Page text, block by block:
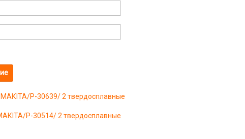
МАКIТА/P-30639/ 2 твердосплавные
P-30514/ 2 твердосплавные